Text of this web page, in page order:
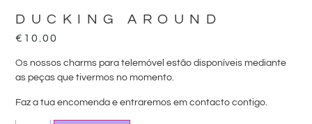
DUCKING AROUND
€ 10.00
Os nossos charms para telemóvel estão disponíveis mediante
as peças que tivermos no momento.
Faz a tua encomenda e entraremos em contacto contigo.